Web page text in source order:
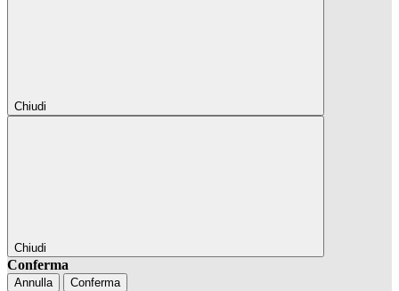
Chiudi
Chiudi
Conferma
Annulla Conferma